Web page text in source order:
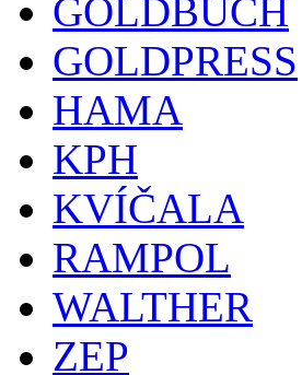
GOLDBUCH
GOLDPRESS
HAMA
KPH
KVÍČALA
RAMPOL
WALTHER
ZEP